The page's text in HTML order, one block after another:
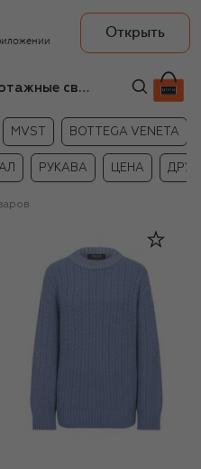
Открыть
Женские трикотажные свитеры Freeage
MVST BOTTEGA VENETA
РУКАВА ЦЕНА